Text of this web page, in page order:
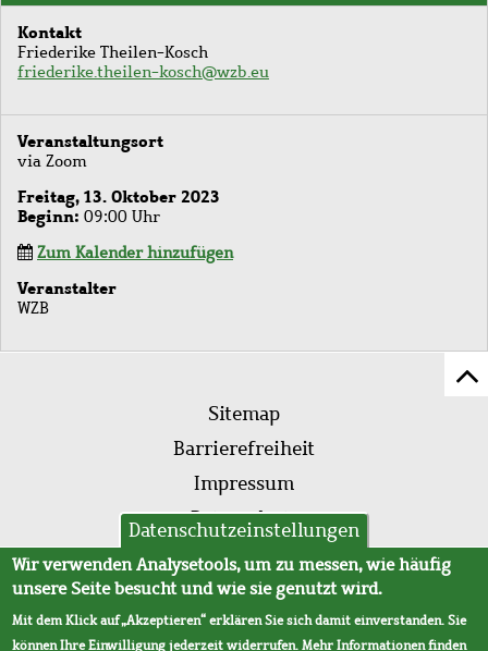
Kontakt
Friederike Theilen-Kosch
friederike.theilen-kosch@wzb.eu
Veranstaltungsort
via Zoom
Freitag, 13. Oktober 2023
Beginn 09:00 Uhr
Zum Kalender hinzufügen
Veranstalter
WZB
Fußleistenmenü
Sitemap
Barrierefreiheit
Impressum
Datenschutz
AVB
Datenschutzeinstellungen
Wir verwenden Analysetools, um zu messen, wie häufig
unsere Seite besucht und wie sie genutzt wird.
Mit dem Klick auf „Akzeptieren“ erklären Sie sich damit einverstanden. Sie
können Ihre Einwilligung jederzeit widerrufen. Mehr Informationen finden